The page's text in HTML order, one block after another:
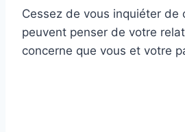
Cessez de vous inquiéter de
peuvent penser de votre
concerne que vous et votre